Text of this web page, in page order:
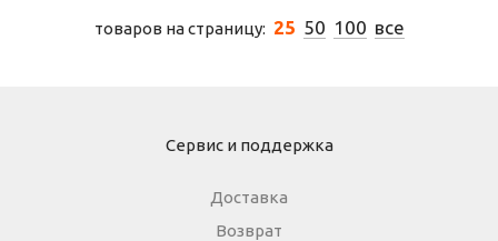
товаров на страницу: 25 50 100 все
Сервис и поддержка
Доставка
Возврат